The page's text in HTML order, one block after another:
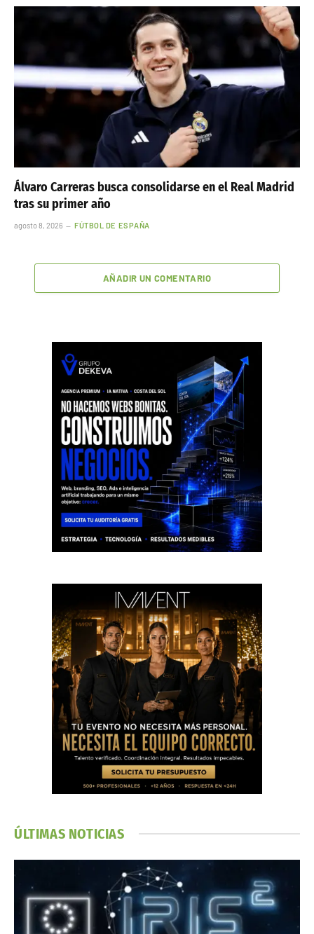
Álvaro Carreras busca consolidarse en el Real Madrid
tras su primer año
agosto 8, 2026 FÚTBOL DE ESPAÑA
AÑADIR UN COMENTARIO
ÚLTIMAS NOTICIAS